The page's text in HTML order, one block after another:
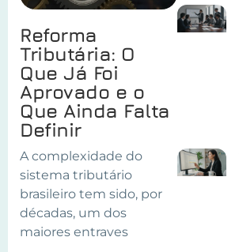
Reforma
Tributária: O
Que Já Foi
Aprovado e o
Que Ainda Falta
Definir
A complexidade do
sistema tributário
brasileiro tem sido, por
décadas, um dos
maiores entraves